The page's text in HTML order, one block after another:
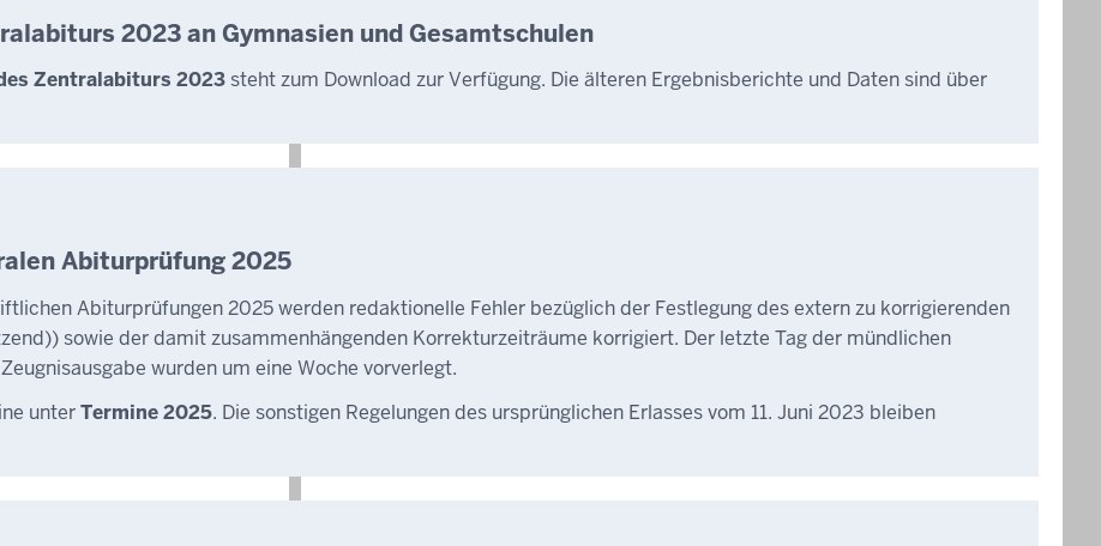
2023 an Gymnasien und Gesamtschulen
Zentralabiturs 2023steht zum Download zur Verfügung. Die älteren Ergebnisberichte und Daten sind über
Abiturprüfung 2025
Abiturprüfungen 2025 werden redaktionelle Fehler bezüglich der Festlegung des extern zu korrigierenden
sowie der damit zusammenhängenden Korrekturzeiträume korrigiert. Der letzte Tag der mündlichen
wurden um eine Woche vorverlegt.
unterTermine 2025. Die sonstigen Regelungen des ursprünglichen Erlasses vom 11. Juni 2023 bleiben